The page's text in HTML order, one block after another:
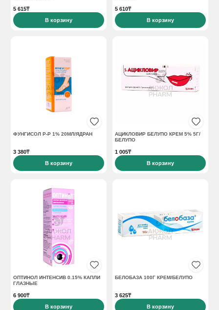
5 615₸
В корзину
5 610₸
В корзину
ФУНГИСОЛ Р-Р 1% 20МЛ/ЯДРАН
3 380₸
В корзину
АЦИКЛОВИР БЕЛУПО КРЕМ 5% 5Г/
БЕЛУПО
1 005₸
В корзину
ОПТИНОЛ ИНТЕНСИВ 0.15% КАПЛИ
ГЛАЗНЫЕ
6 900₸
В корзину
БЕЛОБАЗА 100Г КРЕМ/БЕЛУПО
3 625₸
В корзину